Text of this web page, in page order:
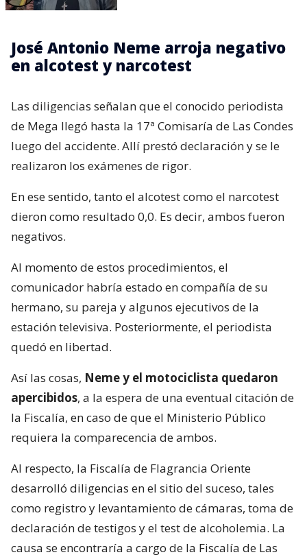
José Antonio Neme arroja negativo
en alcotest y narcotest
Las diligencias señalan que el conocido periodista
de Mega llegó hasta la 17ª Comisaría de Las Condes
luego del accidente. Allí prestó declaración y se le
realizaron los exámenes de rigor.
En ese sentido, tanto el alcotest como el narcotest
dieron como resultado 0,0. Es decir, ambos fueron
negativos.
Al momento de estos procedimientos, el
comunicador habría estado en compañía de su
hermano, su pareja y algunos ejecutivos de la
estación televisiva. Posteriormente, el periodista
quedó en libertad.
Así las cosas, Neme y el motociclista quedaron
apercibidos, a la espera de una eventual citación de
la Fiscalía, en caso de que el Ministerio Público
requiera la comparecencia de ambos.
Al respecto, la Fiscalía de Flagrancia Oriente
desarrolló diligencias en el sitio del suceso, tales
como registro y levantamiento de cámaras, toma de
declaración de testigos y el test de alcoholemia. La
causa se encontraría a cargo de la Fiscalía de Las